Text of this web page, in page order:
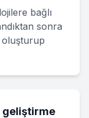
bağlı
sonra
oluşturup
geliştirme